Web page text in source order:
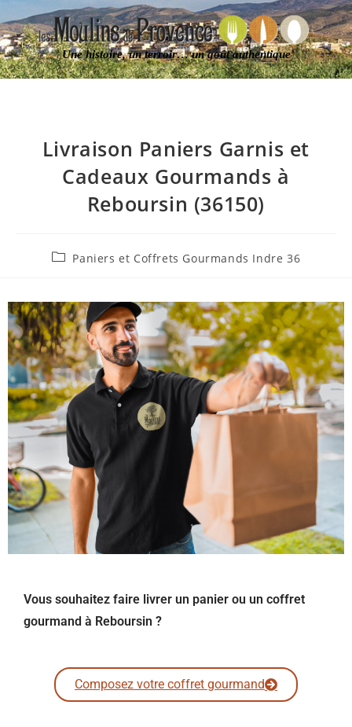
Une histoire, un terroir… un goût authentique
Livraison Paniers Garnis et
Cadeaux Gourmands à
Reboursin (36150)
Paniers et Coffrets Gourmands Indre 36
Vous souhaitez faire livrer un panier ou un coffret
gourmand à Reboursin ?
Composez votre coffret gourmand